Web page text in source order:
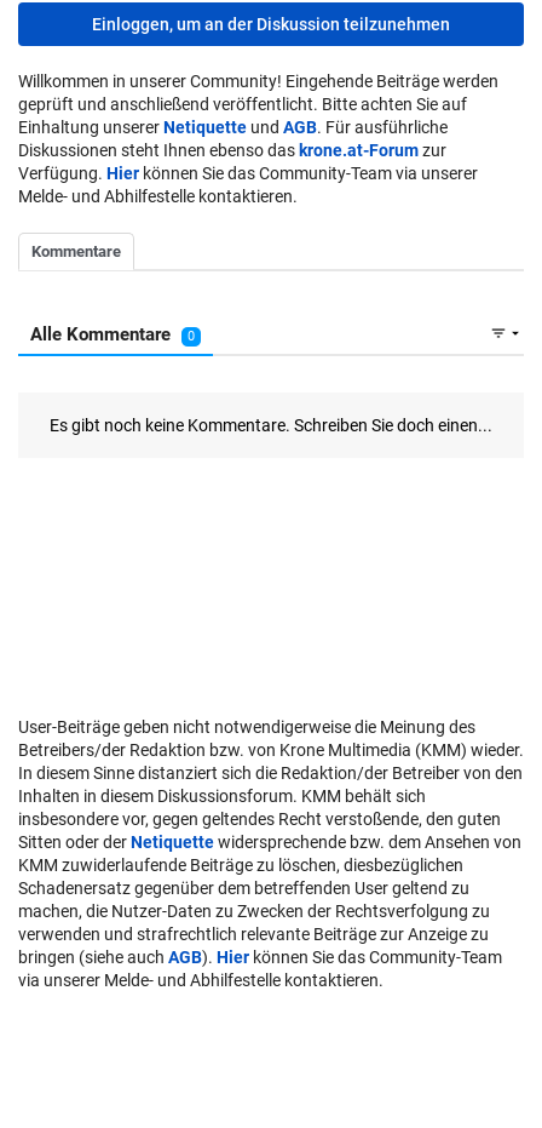
Einloggen, um an der Diskussion teilzunehmen
Willkommen in unserer Community! Eingehende Beiträge werden
geprüft und anschließend veröffentlicht. Bitte achten Sie auf
Einhaltung unsererNetiquette und AGB. Für ausführliche
Diskussionen steht Ihnen ebenso das krone.at-Forumzur
Verfügung. Hier können Sie das Community-Team via unserer
Melde- und Abhilfestelle kontaktieren.
User-Beiträge geben nicht notwendigerweise die Meinung des
Betreibers/der Redaktion bzw. von Krone Multimedia (KMM) wieder.
In diesem Sinne distanziert sich die Redaktion/der Betreiber von den
Inhalten in diesem Diskussionsforum. KMM behält sich
insbesondere vor, gegen geltendes Recht verstoßende, den guten
Sitten oder derNetiquettewidersprechende bzw. dem Ansehen von
KMM zuwiderlaufende Beiträge zu löschen, diesbezüglichen
Schadenersatz gegenüber dem betreffenden User geltend zu
machen, die Nutzer-Daten zu Zwecken der Rechtsverfolgung zu
verwenden und strafrechtlich relevante Beiträge zur Anzeige zu
bringen (siehe auch AGB). Hier können Sie das Community-Team
via unserer Melde- und Abhilfestelle kontaktieren.